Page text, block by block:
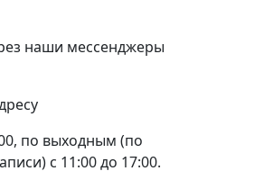
наши мессенджеры
по выходным (по
с 11:00 до 17:00.